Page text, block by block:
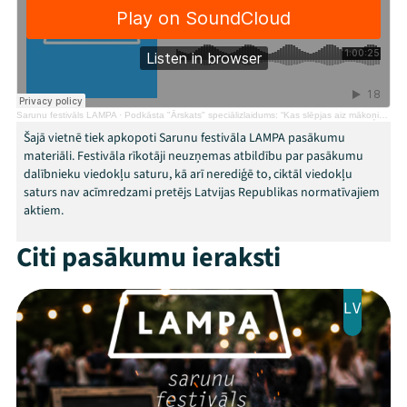
Mana programma
Festivāls
Arhīvs
Viņi bija LAMPĀ 2026
Jaunumi
Ziedo
Sarunu festivāls LAMPA · Podkāsta "Ārskats" speciālizlaidums: “Kas slēpjas aiz mākoņiem pie ārpolitikas apvāršņa?”
Šajā vietnē tiek apkopoti Sarunu festivāla LAMPA pasākumu
materiāli. Festivāla rīkotāji neuzņemas atbildību par pasākumu
dalībnieku viedokļu saturu, kā arī nerediģē to, ciktāl viedokļu
saturs nav acīmredzami pretējs Latvijas Republikas normatīvajiem
aktiem.
Citi pasākumu ieraksti
LV